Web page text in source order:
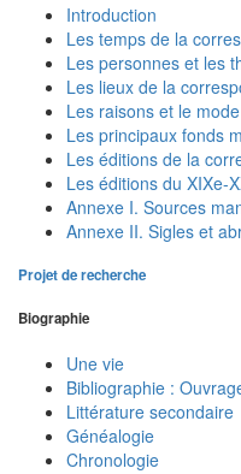
Introduction
Les temps de la
Les personnes et les
Les lieux de la
Les raisons et le
Les principaux fonds
Les éditions de la
Les éditions du XIXe-
Annexe I. Sources
Annexe II. Sigles et
Projet de recherche
Biographie
Une vie
Bibliographie :
Littérature secondaire
Généalogie
Chronologie